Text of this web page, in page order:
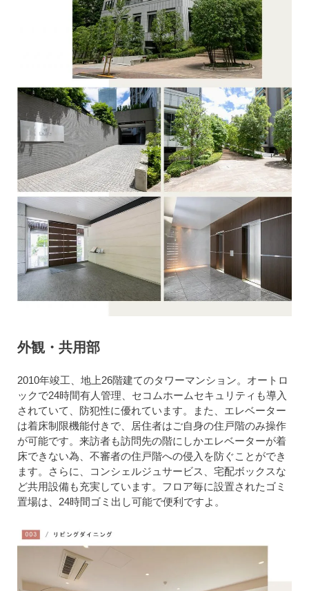
外観・共用部
2010年竣工、地上26階建てのタワーマンション。オートロ
ックで24時間有人管理、セコムホームセキュリティも導入
されていて、防犯性に優れています。また、エレベーター
は着床制限機能付きで、居住者はご自身の住戸階のみ操作
が可能です。来訪者も訪問先の階にしかエレベーターが着
床できない為、不審者の住戸階への侵入を防ぐことができ
ます。さらに、コンシェルジュサービス、宅配ボックスな
ど共用設備も充実しています。フロア毎に設置されたゴミ
置場は、24時間ゴミ出し可能で便利ですよ。